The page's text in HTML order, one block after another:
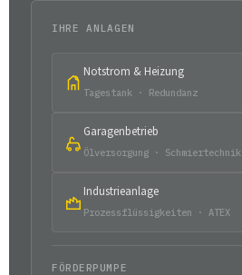
IHRE ANLAGEN
Notstrom & Heizung
Tagestank · Redundanz
Garagenbetrieb
Ölversorgung · Schmiertechnik
Industrieanlage
Prozessflüssigkeiten · ATEX
FÖRDERPUMPE